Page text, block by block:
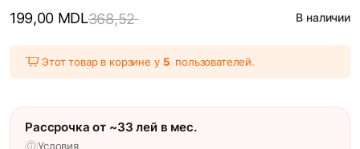
368,52
199,00 MDL В наличии
Этот товар в корзине у 5 пользователей.
Рассрочка от ~33 лей в мес.
ⓘ Условия